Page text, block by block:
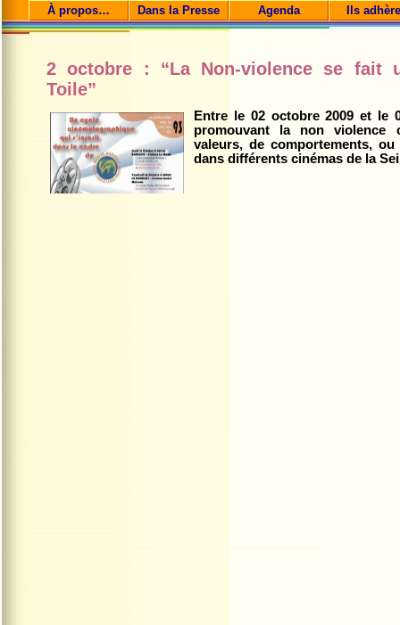
À propos… Dans la Presse Agenda Ils
2 octobre : “La Non-violence se fait
Toile”
Entre le 02 octobre 2009 et le
promouvant la non violence
valeurs, de comportements, ou
dans différents cinémas de la